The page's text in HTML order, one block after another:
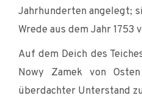
Jahrhunderten angelegt;
Wrede aus dem Jahr 1753
Auf dem Deich des
Nowy Zamek von
überdachter Unterstand